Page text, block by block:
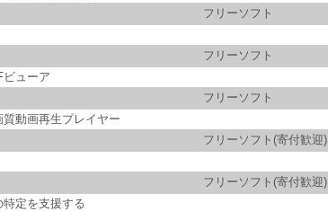
フリーソフト
フリーソフト
ューア
フリーソフト
動画再生プレイヤー
フリーソフト(寄付歓迎)
フリーソフト(寄付歓迎)
定を支援する